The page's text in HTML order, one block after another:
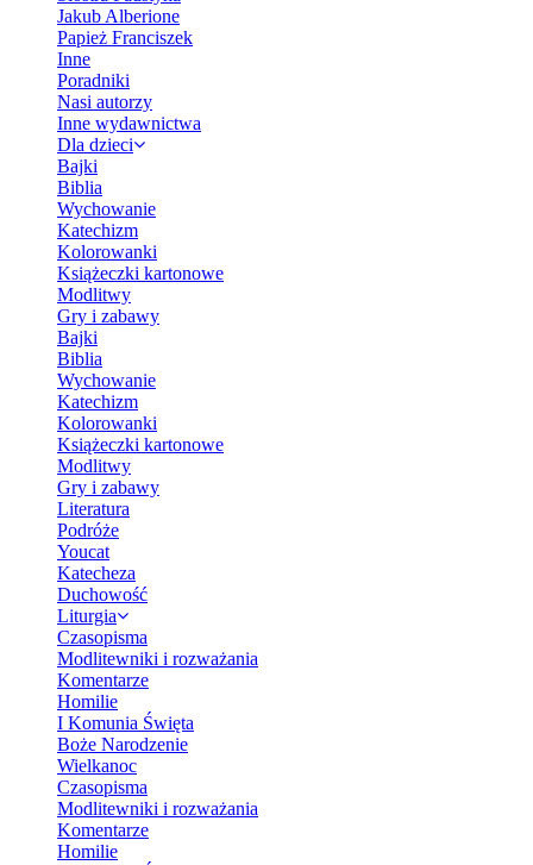
Jakub Alberione
Papież Franciszek
Inne
Poradniki
Nasi autorzy
Inne wydawnictwa
Dla dzieci
Bajki
Biblia
Wychowanie
Katechizm
Kolorowanki
Książeczki kartonowe
Modlitwy
Gry i zabawy
Bajki
Biblia
Wychowanie
Katechizm
Kolorowanki
Książeczki kartonowe
Modlitwy
Gry i zabawy
Literatura
Podróże
Youcat
Katecheza
Duchowość
Liturgia
Czasopisma
Modlitewniki i rozważania
Komentarze
Homilie
I Komunia Święta
Boże Narodzenie
Wielkanoc
Czasopisma
Modlitewniki i rozważania
Komentarze
Homilie